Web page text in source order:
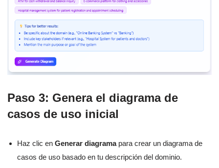
Paso 3: Genera el diagrama de
casos de uso inicial
Haz clic en Generar diagramapara crear un diagrama de
casos de uso basado en tu descripción del dominio.